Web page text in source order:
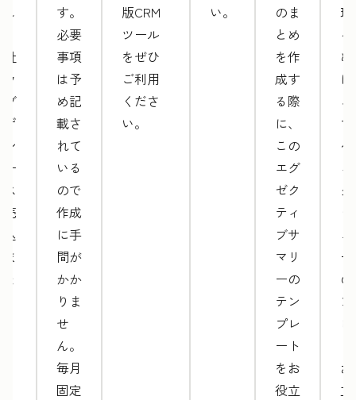
社
ブ
ザ
ー
売
す。
必要
事項
は予
め記
載さ
れて
いる
ので
作成
に手
間が
かか
りま
せ
ん。
毎月
固定
版CRM
ツール
をぜひ
ご利用
くださ
い。
い。
のま
とめ
を作
成す
る際
に、
この
エグ
ゼク
ティ
ブサ
マリ
ーの
テン
プレ
ート
をお
役立
理
め